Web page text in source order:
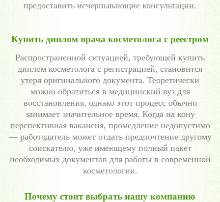
предоставить исчерпывающие консультации.
Купить диплом врача косметолога с реестром
Распространенной ситуацией, требующей купить
диплом косметолога с регистрацией, становится
утеря оригинального документа. Теоретически
можно обратиться в медицинский вуз для
восстановления, однако этот процесс обычно
занимает значительное время. Когда на кону
перспективная вакансия, промедление недопустимо
— работодатель может отдать предпочтение другому
соискателю, уже имеющему полный пакет
необходимых документов для работы в современной
косметологии.
Почему стоит выбрать нашу компанию